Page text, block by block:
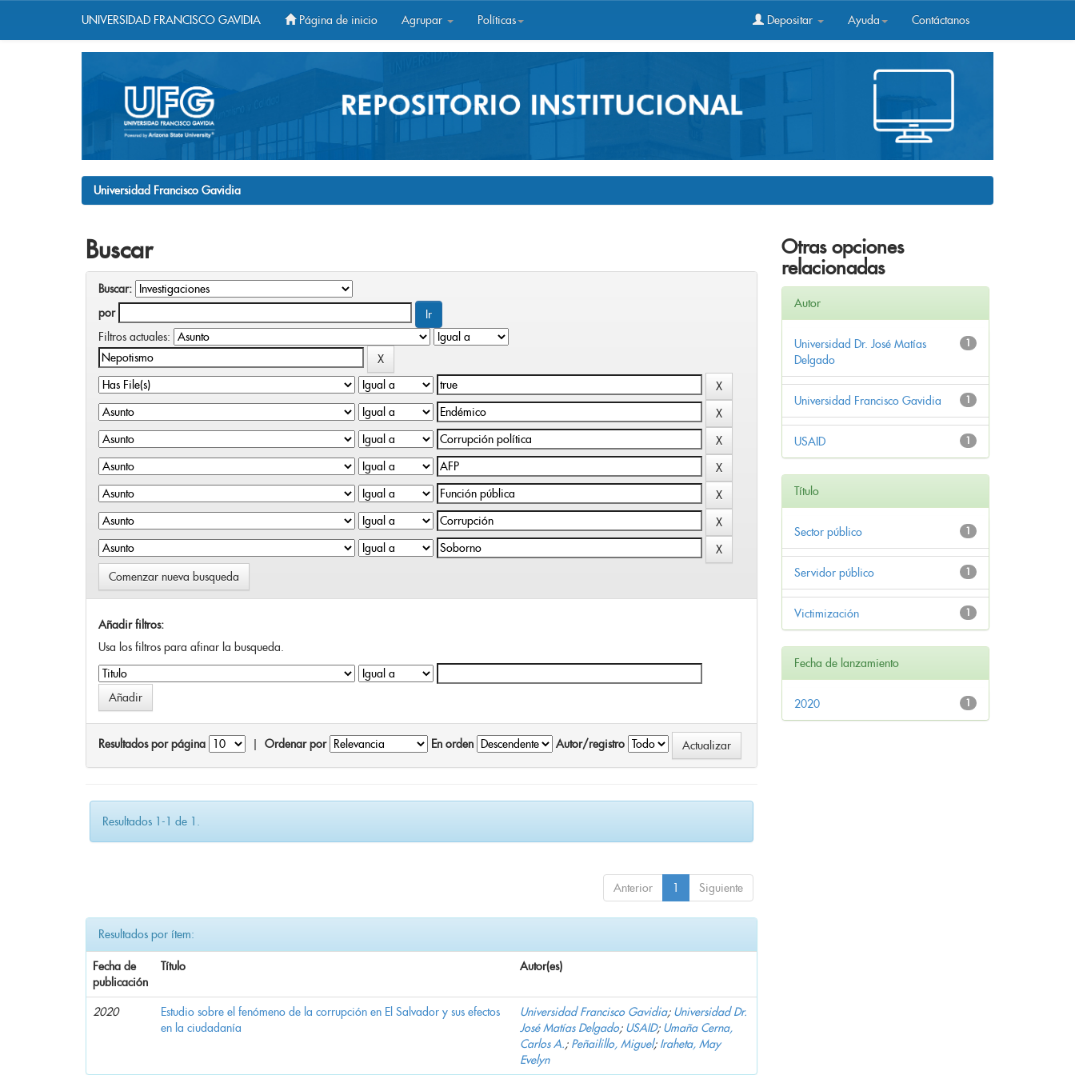
UNIVERSIDAD FRANCISCO GAVIDIA Página de inicio Agrupar Políticas Depositar Ayuda Contáctanos
Universidad Francisco Gavidia
Buscar
Buscar:
por
Filtros actuales:
Comenzar nueva busqueda
Añadir filtros:
Usa los filtros para afinar la busqueda.
Resultados por página Ordenar por En orden Autor/registro
Resultados 1-1 de 1.
Anterior 1 Siguiente
Resultados por ítem:
Fecha de
publicación
Título Autor(es)
2020
Estudio sobre el fenómeno de la corrupción en El Salvador y sus efectos
en la ciudadanía
Universidad Francisco Gavidia; Universidad Dr.
José Matías Delgado; USAID; Umaña Cerna,
Carlos A.; Peñailillo, Miguel; Iraheta, May
Evelyn
Otras opciones
relacionadas
Autor
1
Universidad Dr. José Matías
Delgado
1
Universidad Francisco Gavidia
1
USAID
Título
1
Sector público
1
Servidor público
1
Victimización
Fecha de lanzamiento
1
2020